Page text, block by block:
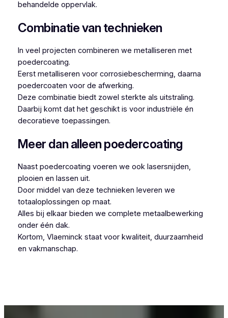
behandelde oppervlak.
Combinatie van technieken
In veel projecten combineren we metalliseren met
poedercoating.
Eerst metalliseren voor corrosiebescherming, daarna
poedercoaten voor de afwerking.
Deze combinatie biedt zowel sterkte als uitstraling.
Daarbij komt dat het geschikt is voor industriële én
decoratieve toepassingen.
Meer dan alleen poedercoating
Naast poedercoating voeren we ook lasersnijden,
plooien en lassen uit.
Door middel van deze technieken leveren we
totaaloplossingen op maat.
Alles bij elkaar bieden we complete metaalbewerking
onder één dak.
Kortom, Vlaeminck staat voor kwaliteit, duurzaamheid
en vakmanschap.